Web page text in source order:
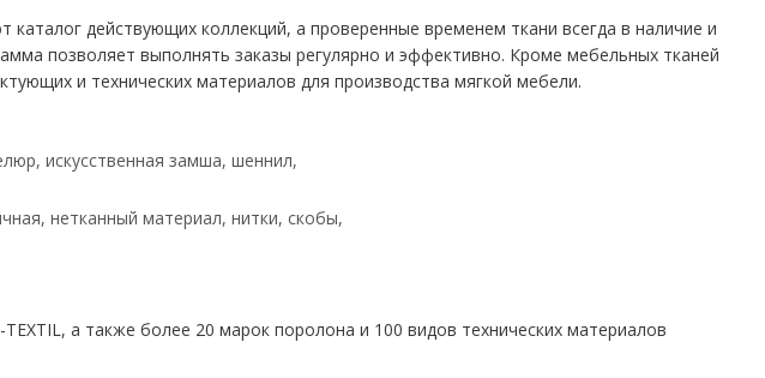
каталог действующих коллекций, а проверенные временем ткани всегда в наличие и
позволяет выполнять заказы регулярно и эффективно. Кроме мебельных тканей
и технических материалов для производства мягкой мебели.
искусственная замша, шеннил,
нетканный материал, нитки, скобы,
а также более 20 марок поролона и 100 видов технических материалов